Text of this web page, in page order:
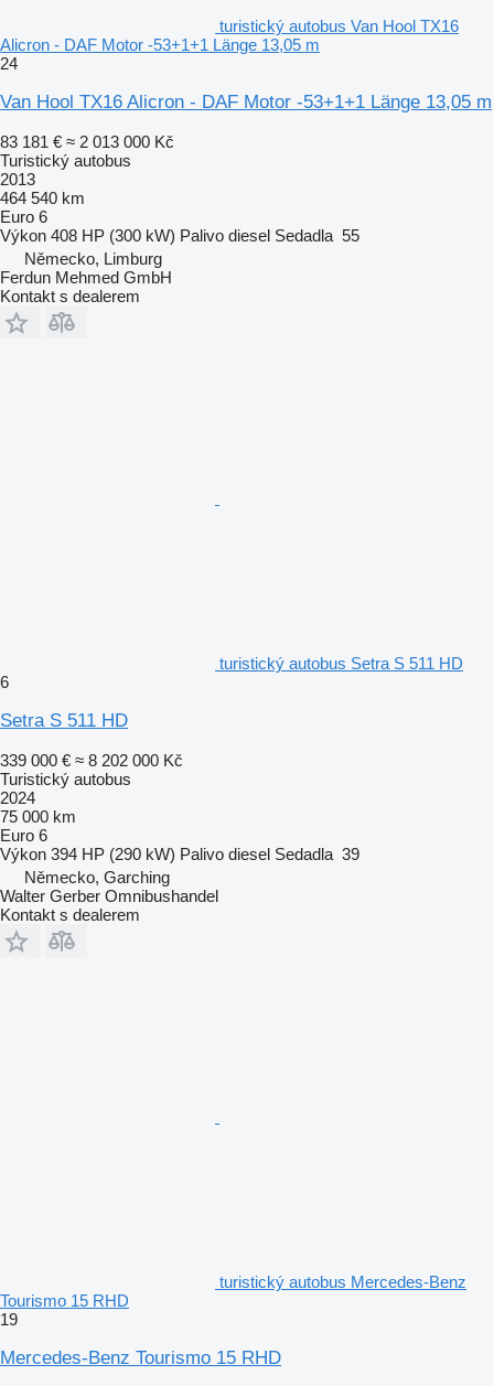
turistický autobus Van Hool TX16
Alicron - DAF Motor -53+1+1 Länge 13,05 m
24
Van Hool TX16 Alicron - DAF Motor -53+1+1 Länge 13,05 m
83 181 € ≈ 2 013 000 Kč
Turistický autobus
2013
464 540 km
Euro 6
Výkon 408 HP (300 kW) Palivo diesel Sedadla 55
Německo, Limburg
Ferdun Mehmed GmbH
Kontakt s dealerem
turistický autobus Setra S 511 HD
6
Setra S 511 HD
339 000 € ≈ 8 202 000 Kč
Turistický autobus
2024
75 000 km
Euro 6
Výkon 394 HP (290 kW) Palivo diesel Sedadla 39
Německo, Garching
Walter Gerber Omnibushandel
Kontakt s dealerem
turistický autobus Mercedes-Benz
Tourismo 15 RHD
19
Mercedes-Benz Tourismo 15 RHD